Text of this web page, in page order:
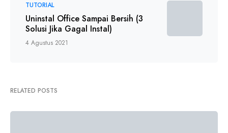
TUTORIAL
Uninstal Office Sampai Bersih (3
Solusi Jika Gagal Instal)
4 Agustus 2021
RELATED POSTS